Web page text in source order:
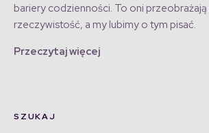
bariery codzienności. To oni przeobrażają
rzeczywistość, a my lubimy o tym pisać.
Przeczytaj więcej
SZUKAJ